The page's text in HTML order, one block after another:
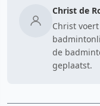
Christ de
Christ
de
geplaatst.